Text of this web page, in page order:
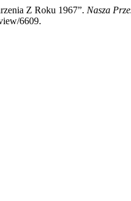
Z Roku 1967”. Nasza
6609.